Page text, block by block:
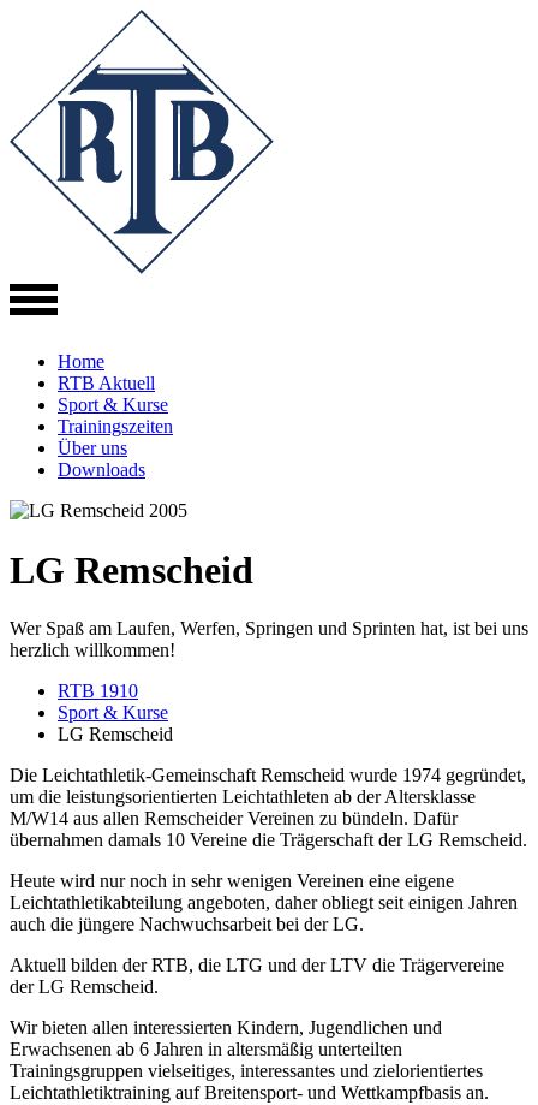
Home
RTB Aktuell
Sport & Kurse
Trainingszeiten
Über uns
Downloads
LG Remscheid
Wer Spaß am Laufen, Werfen, Springen und Sprinten hat, ist bei uns
herzlich willkommen!
RTB 1910
Sport & Kurse
LG Remscheid
Die Leichtathletik-Gemeinschaft Remscheid wurde 1974 gegründet,
um die leistungsorientierten Leichtathleten ab der Altersklasse
M/W14 aus allen Remscheider Vereinen zu bündeln. Dafür
übernahmen damals 10 Vereine die Trägerschaft der LG Remscheid.
Heute wird nur noch in sehr wenigen Vereinen eine eigene
Leichtathletikabteilung angeboten, daher obliegt seit einigen Jahren
auch die jüngere Nachwuchsarbeit bei der LG.
Aktuell bilden der RTB, die LTG und der LTV die Trägervereine
der LG Remscheid.
Wir bieten allen interessierten Kindern, Jugendlichen und
Erwachsenen ab 6 Jahren in altersmäßig unterteilten
Trainingsgruppen vielseitiges, interessantes und zielorientiertes
Leichtathletiktraining auf Breitensport- und Wettkampfbasis an.